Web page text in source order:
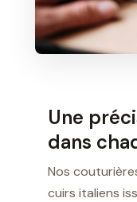
Une
dans
Nos
cuirs italiens